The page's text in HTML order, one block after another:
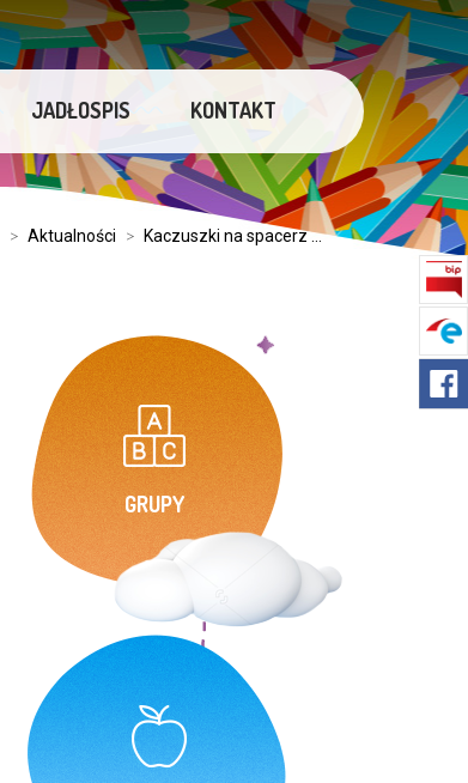
JADŁOSPIS KONTAKT
> Aktualności > Kaczuszki na spacerz ...
GRUPY